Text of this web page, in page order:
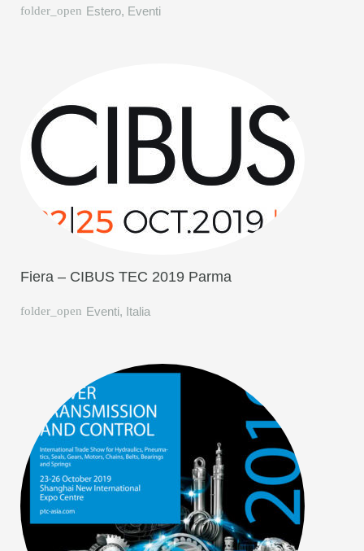
Estero, Eventi
Fiera – CIBUS TEC 2019 Parma
Eventi, Italia